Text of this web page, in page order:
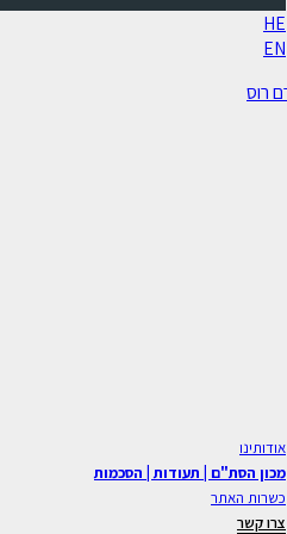
HE
EN
אודותינו
מכון הסת"ם | תעודות | הסכמות
כשרות האתר
צרו קשר